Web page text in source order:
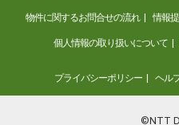
物件に関するお問合せの流れ 情報
個人情報の取り扱いについて
プライバシーポリシー ヘル
©NTT